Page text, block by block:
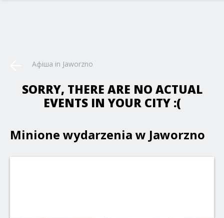
Афіша in Jaworzno
SORRY, THERE ARE NO ACTUAL
EVENTS IN YOUR CITY :(
Minione wydarzenia w Jaworzno